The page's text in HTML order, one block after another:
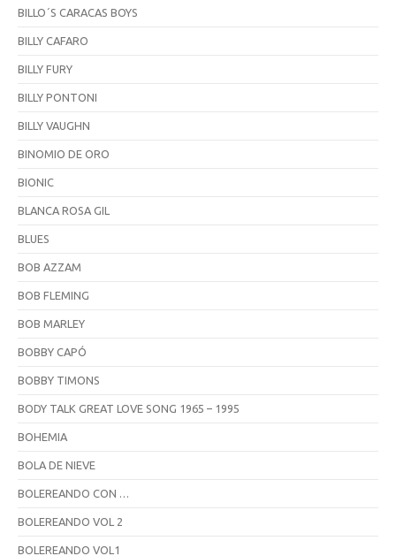
BILLO´S CARACAS BOYS
BILLY CAFARO
BILLY FURY
BILLY PONTONI
BILLY VAUGHN
BINOMIO DE ORO
BIONIC
BLANCA ROSA GIL
BLUES
BOB AZZAM
BOB FLEMING
BOB MARLEY
BOBBY CAPÓ
BOBBY TIMONS
BODY TALK GREAT LOVE SONG 1965 – 1995
BOHEMIA
BOLA DE NIEVE
BOLEREANDO CON …
BOLEREANDO VOL 2
BOLEREANDO VOL1